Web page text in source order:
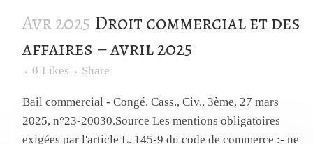
Avr 2025 Droit commercial et des
affaires – avril 2025
0 Likes Share
Bail commercial - Congé. Cass., Civ., 3ème, 27 mars
2025, n°23-20030.Source Les mentions obligatoires
exigées par l'article L. 145-9 du code de commerce :- ne